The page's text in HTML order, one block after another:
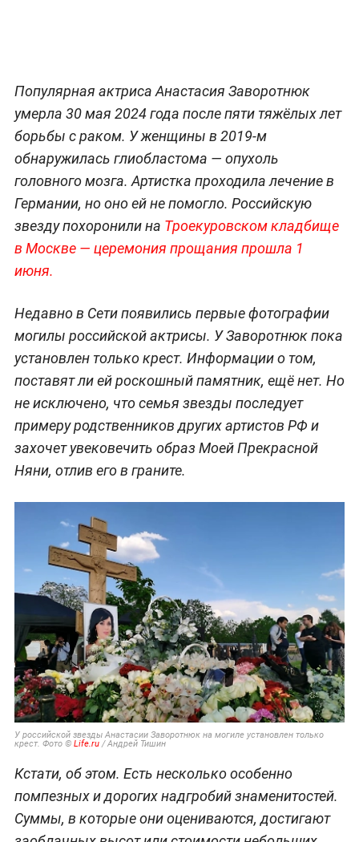
Популярная актриса Анастасия Заворотнюк
умерла 30 мая 2024 года после пяти тяжёлых лет
борьбы с раком. У женщины в 2019-м
обнаружилась глиобластома — опухоль
головного мозга. Артистка проходила лечение в
Германии, но оно ей не помогло. Российскую
звезду похоронили на Троекуровском кладбище
в Москве — церемония прощания прошла 1
июня.
Недавно в Сети появились первые фотографии
могилы российской актрисы. У Заворотнюк пока
установлен только крест. Информации о том,
поставят ли ей роскошный памятник, ещё нет. Но
не исключено, что семья звезды последует
примеру родственников других артистов РФ и
захочет увековечить образ Моей Прекрасной
Няни, отлив его в граните.
У российской звезды Анастасии Заворотнюк на могиле установлен только
крест. Фото © Life.ru/ Андрей Тишин
Кстати, об этом. Есть несколько особенно
помпезных и дорогих надгробий знаменитостей.
Суммы, в которые они оцениваются, достигают